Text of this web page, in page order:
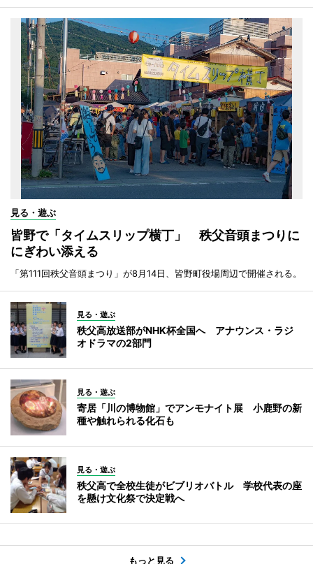
見る・遊ぶ
皆野で「タイムスリップ横丁」 秩父音頭まつりに
にぎわい添える
「第111回秩父音頭まつり」が8月14日、皆野町役場周辺で開催される。
見る・遊ぶ
秩父高放送部がNHK杯全国へ アナウンス・ラジ
オドラマの2部門
見る・遊ぶ
寄居「川の博物館」でアンモナイト展 小鹿野の新
種や触れられる化石も
見る・遊ぶ
秩父高で全校生徒がビブリオバトル 学校代表の座
を懸け文化祭で決定戦へ
もっと見る